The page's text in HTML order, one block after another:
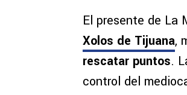
El presente de La
Xolos de Tijuana,
rescatar puntos.
control del